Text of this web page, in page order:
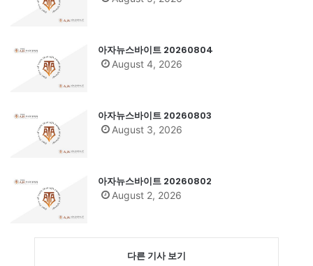
아자뉴스바이트 20260804
August 4, 2026
아자뉴스바이트 20260803
August 3, 2026
아자뉴스바이트 20260802
August 2, 2026
다른 기사 보기